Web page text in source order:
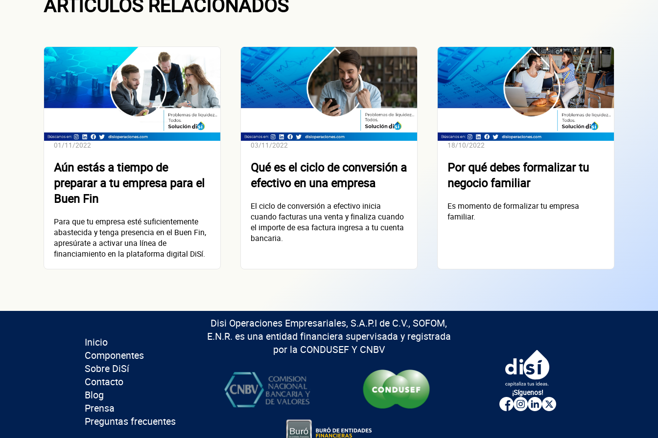
01/11/2022
Aún estás a tiempo de
preparar a tu empresa para el
Buen Fin
Para que tu empresa esté suficientemente
abastecida y tenga presencia en el Buen Fin,
apresúrate a activar una línea de
financiamiento en la plataforma digital DiSí.
03/11/2022
Qué es el ciclo de conversión a
efectivo en una empresa
El ciclo de conversión a efectivo inicia
cuando facturas una venta y finaliza cuando
el importe de esa factura ingresa a tu cuenta
bancaria.
18/10/2022
Por qué debes formalizar tu
negocio familiar
Es momento de formalizar tu empresa
familiar.
Dirección de la empresa: Calle
+51empresas financiadas en los últimos 30 días
Inicio
Componentes
Sobre DiSí
Contacto
Blog
Prensa
Preguntas frecuentes
Disi Operaciones Empresariales, S.A.P.I de C.V., SOFOM,
E.N.R. es una entidad financiera supervisada y registrada
por la CONDUSEF Y CNBV
¡Síguenos!